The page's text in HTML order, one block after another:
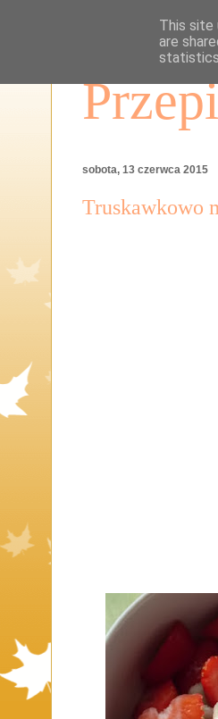
sobota, 13 czerwca 2015
Truskawkowo
This site
are